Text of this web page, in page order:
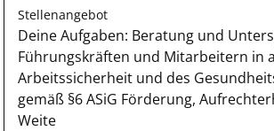
Stellenangebot
Deine Aufgaben: Beratung und
Führungskräften und Mitarbeitern in
Arbeitssicherheit und des
gemäß §6 ASiG Förderung,
Weite